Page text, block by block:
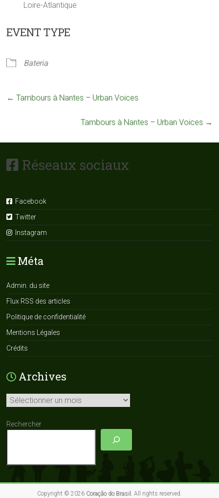
Loire-Atlantique
EVENT TYPE
Bateria
← Tambours à Nantes – Urban Voices
Tambours à Nantes – Urban Voices →
Réseaux sociaux
Facebook
Twitter
Instagram
Méta
Admin. du site
Flux RSS des articles
Politique de confidentialité
Mentions Légales
Crédits
Archives
Archives
Rechercher
Copyright © 2026 Coração do Brasil . All rights reserved.